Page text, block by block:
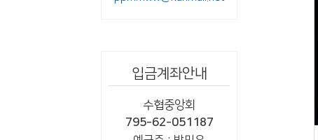
입금계좌안내
수협중앙회
795-62-051187